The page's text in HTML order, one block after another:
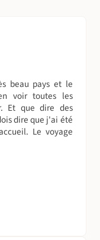
beau pays et le
voir toutes les
Et que dire des
dire que j'ai été
Le voyage